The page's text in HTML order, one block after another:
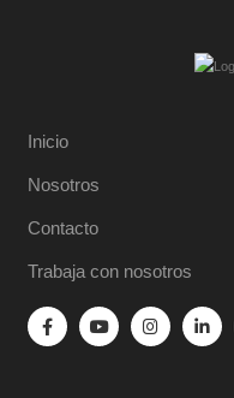
Inicio
Nosotros
Contacto
Trabaja con nosotros